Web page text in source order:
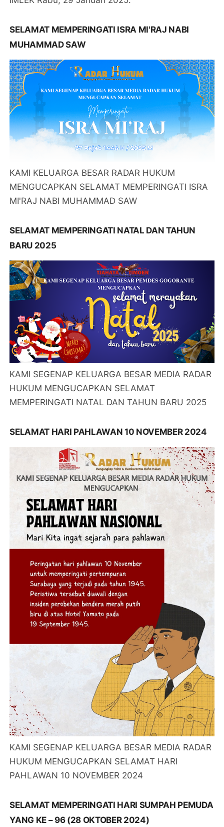
SELAMAT MEMPERINGATI ISRA MI'RAJ NABI
MUHAMMAD SAW
KAMI KELUARGA BESAR RADAR HUKUM
MENGUCAPKAN SELAMAT MEMPERINGATI ISRA
MI'RAJ NABI MUHAMMAD SAW
SELAMAT MEMPERINGATI NATAL DAN TAHUN
BARU 2025
KAMI SEGENAP KELUARGA BESAR MEDIA RADAR
HUKUM MENGUCAPKAN SELAMAT
MEMPERINGATI NATAL DAN TAHUN BARU 2025
SELAMAT HARI PAHLAWAN 10 NOVEMBER 2024
KAMI SEGENAP KELUARGA BESAR MEDIA RADAR
HUKUM MENGUCAPKAN SELAMAT HARI
PAHLAWAN 10 NOVEMBER 2024
SELAMAT MEMPERINGATI HARI SUMPAH PEMUDA
YANG KE – 96 (28 OKTOBER 2024)